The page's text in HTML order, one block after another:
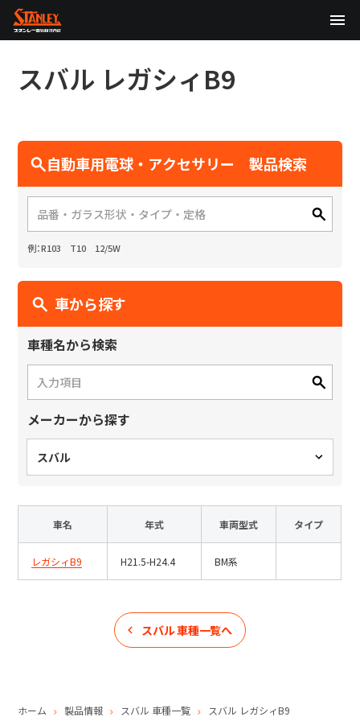
日本語
サイト内検索
製品検索
全て
製品情報
テクノロジー
サステナビリティ
株主・投資家情報
ニュース
採用情報
スバル レガシィB9
自動車用電球・アクセサリー 製品検索
例：R103 T10 12/5W
車から探す
車種名から検索
メーカーから探す
スバル
車名 年式 車両型式 タイプ
レガシィB9 H21.5-H24.4 BM系
スバル車種一覧へ
ホーム 製品情報 スバル 車種一覧 スバル レガシィB9